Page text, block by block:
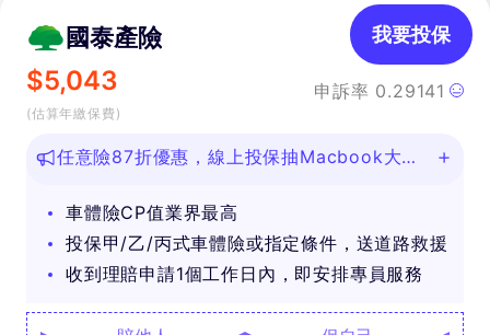
國泰產險
$5,043
(估算年繳保費)
申訴率 0.29141
我要投保
任意險87折優惠，線上投保抽Macbook大
車體險CP值業界最高
投保甲/乙/丙式車體險或指定條件，送道路救援
收到理賠申請1個工作日內，即安排專員服務